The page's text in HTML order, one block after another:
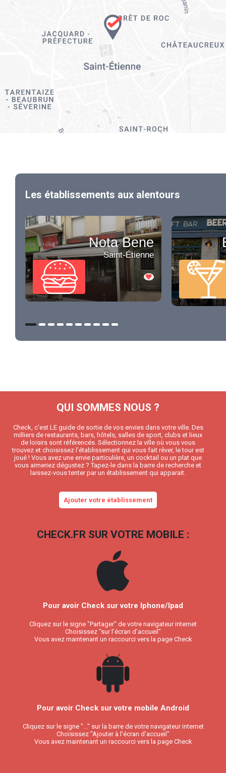
Les établissements aux alentours
Nota Bene
Saint-Étienne
QUI SOMMES NOUS ?
Check, c’est LE guide de sortie de vos envies dans votre ville. Des
milliers de restaurants, bars, hôtels, salles de sport, clubs et lieux
de loisirs sont référencés. Sélectionnez la ville où vous vous
trouvez et choisissez l’établissement qui vous fait rêver, le tour est
joué ! Vous avez une envie particulière, un cocktail ou un plat que
vous aimeriez dégustez ? Tapez-le dans la barre de recherche et
laissez-vous tenter par un établissement qui apparait.
Ajouter votre établissement
CHECK.FR SUR VOTRE MOBILE :
Pour avoir Check sur votre Iphone/Ipad
Cliquez sur le signe "Partager" de votre navigateur internet
Choisissez "sur l'écran d'accueil"
Vous avez maintenant un raccourci vers la page Check
Pour avoir Check sur votre mobile Android
Cliquez sur le signe "..." sur la barre de votre navigateur internet
Choisissez "Ajouter à l'écran d'accueil"
Vous avez maintenant un raccourci vers la page Check